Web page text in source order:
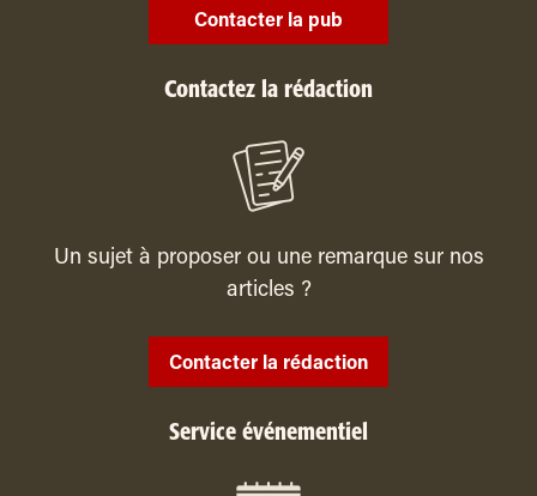
Contacter la pub
Contactez la rédaction
Un sujet à proposer ou une remarque sur nos
articles ?
Contacter la rédaction
Service événementiel